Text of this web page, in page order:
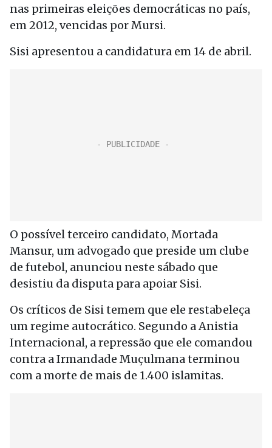
nas primeiras eleições democráticas no país,
em 2012, vencidas por Mursi.
Sisi apresentou a candidatura em 14 de abril.
O possível terceiro candidato, Mortada
Mansur, um advogado que preside um clube
de futebol, anunciou neste sábado que
desistiu da disputa para apoiar Sisi.
Os críticos de Sisi temem que ele restabeleça
um regime autocrático. Segundo a Anistia
Internacional, a repressão que ele comandou
contra a Irmandade Muçulmana terminou
com a morte de mais de 1.400 islamitas.